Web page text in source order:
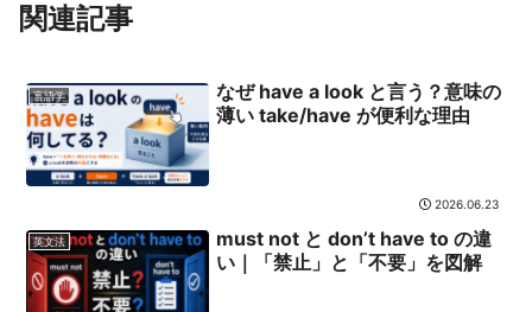
関連記事
言語学
なぜ have a look と言う？意味の
薄い take/have が便利な理由
2026.06.23
英文法
must not と don’t have to の違
い｜「禁止」と「不要」を図解